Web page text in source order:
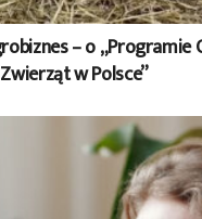
– o „Programie
w Polsce”